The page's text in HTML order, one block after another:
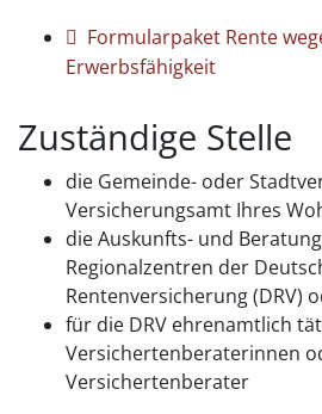
Formularpaket Rente
Erwerbsfähigkeit
Zuständige Stelle
die Gemeinde- oder
Versicherungsamt Ihres
die Auskunfts- und
Regionalzentren der
Rentenversicherung (DRV)
für die DRV ehrenamtlich
Versichertenberaterinnen
Versichertenberater